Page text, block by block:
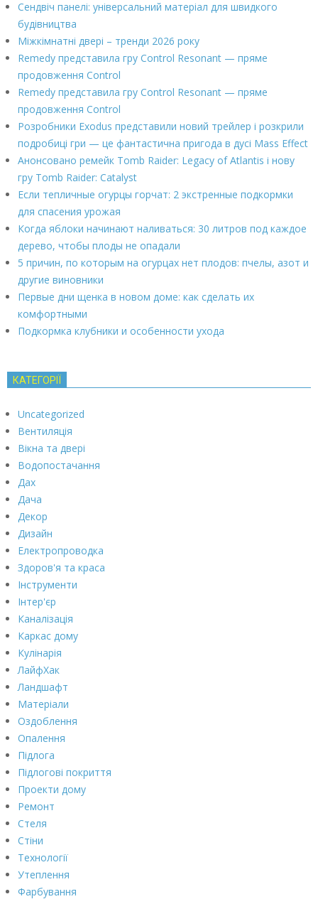
Сендвіч панелі: універсальний матеріал для швидкого
будівництва
Міжкімнатні двері – тренди 2026 року
Remedy представила гру Control Resonant — пряме
продовження Control
Remedy представила гру Control Resonant — пряме
продовження Control
Розробники Exodus представили новий трейлер і розкрили
подробиці гри — це фантастична пригода в дусі Mass Effect
Анонсовано ремейк Tomb Raider: Legacy of Atlantis і нову
гру Tomb Raider: Catalyst
Если тепличные огурцы горчат: 2 экстренные подкормки
для спасения урожая
Когда яблоки начинают наливаться: 30 литров под каждое
дерево, чтобы плоды не опадали
5 причин, по которым на огурцах нет плодов: пчелы, азот и
другие виновники
Первые дни щенка в новом доме: как сделать их
комфортными
Подкормка клубники и особенности ухода
КАТЕГОРІЇ
Uncategorized
Вентиляція
Вікна та двері
Водопостачання
Дах
Дача
Декор
Дизайн
Електропроводка
Здоров'я та краса
Інструменти
Інтер'єр
Каналізація
Каркас дому
Кулінарія
ЛайфХак
Ландшафт
Матеріали
Оздоблення
Опалення
Підлога
Підлогові покриття
Проекти дому
Ремонт
Стеля
Стіни
Технології
Утеплення
Фарбування